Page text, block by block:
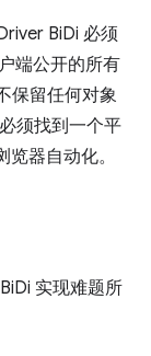
BiDi 必须
端公开的所有
保留任何对象
须找到一个平
器自动化。
实现难题所